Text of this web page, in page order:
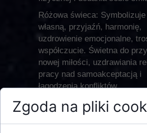
Różowa świeca: Symbolizuje
własną, przyjaźń, harmonię,
uzdrowienie emocjonalne,
współczucie. Świetna do
nowej miłości, uzdrawiania
pracy nad samoakceptacją i
łagodzenia konfliktów.
Czarna świeca: Często
kojarzona wyłącznie z
aspektami, w rzeczywistości
Zgoda na pliki